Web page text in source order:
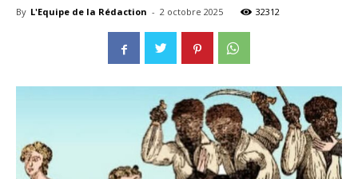
By L'Equipe de la Rédaction - 2 octobre 2025 32312